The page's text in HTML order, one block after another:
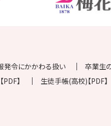
発令にかかわる扱い
卒業生
】
生徒手帳(高校)【PDF】